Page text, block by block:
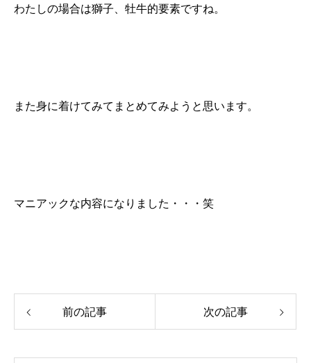
わたしの場合は獅子、牡牛的要素ですね。
また身に着けてみてまとめてみようと思います。
マニアックな内容になりました・・・笑
前の記事 次の記事